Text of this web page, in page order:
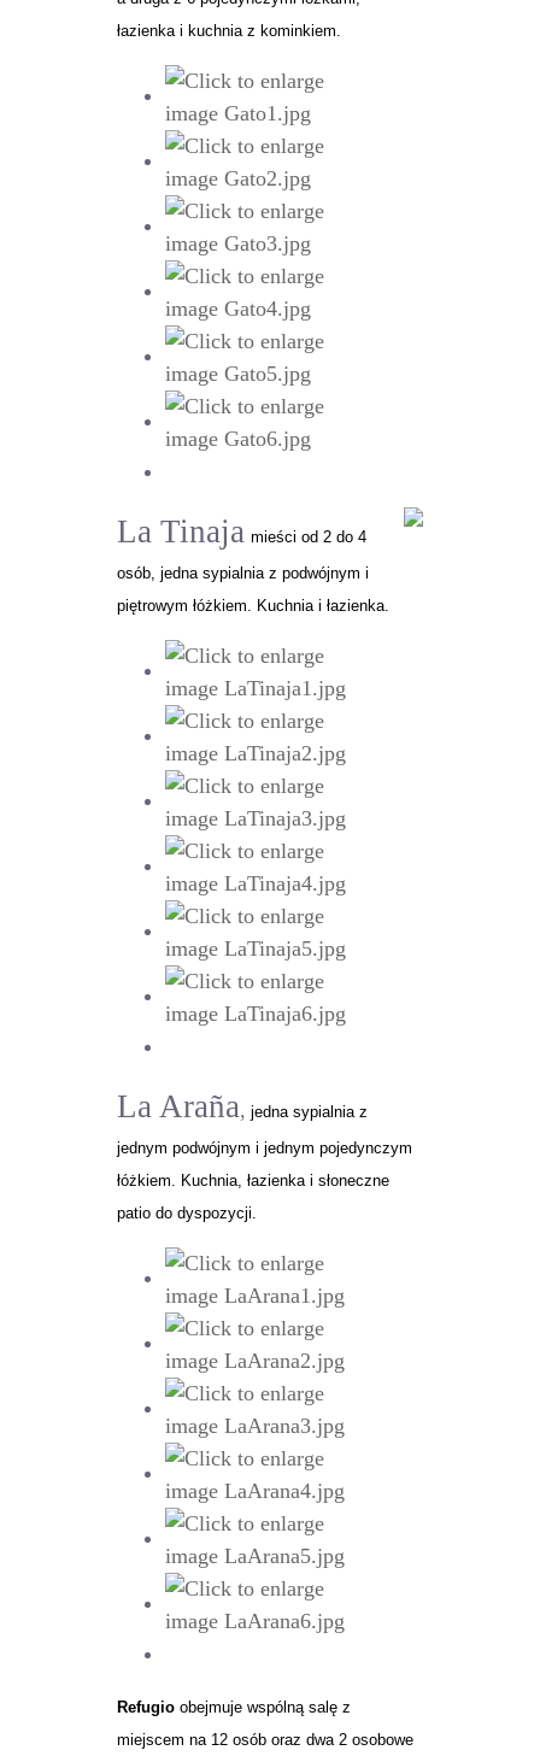
łazienka i kuchnia z kominkiem.
La Tinaja mieści od 2 do 4
osób, jedna sypialnia z podwójnym i
piętrowym łóżkiem. Kuchnia i łazienka.
La Araña, jedna sypialnia z
jednym podwójnym i jednym pojedynczym
łóżkiem. Kuchnia, łazienka i słoneczne
patio do dyspozycji.
Refugio obejmuje wspólną salę z
miejscem na 12 osób oraz dwa 2 osobowe